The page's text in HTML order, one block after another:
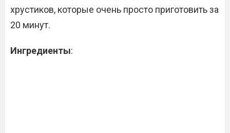
хрустиков, которые очень просто приготовить за
20 минут.
Ингредиенты: